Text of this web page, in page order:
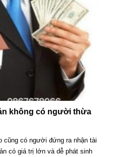
không có người thừa
cũng có người đứng ra nhận tài
có giá trị lớn và dễ phát sinh